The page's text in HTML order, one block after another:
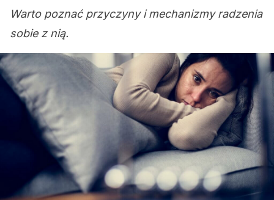
Warto poznać przyczyny i mechanizmy radzenia
sobie z nią.